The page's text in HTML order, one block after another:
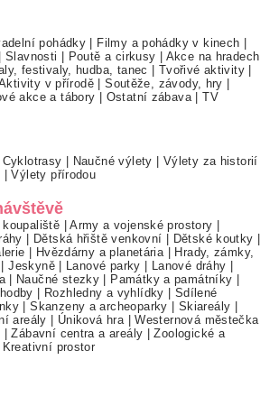
pohádky Filmy a pohádky v kinech
Slavnosti Poutě a cirkusy
Akce na hradech
festivaly, hudba, tanec Tvořivé aktivity
v přírodě |Soutěže, závody, hry
akce a tábory Ostatní zábava|TV
Cyklotrasy Naučné výlety
Výlety za historií
|Výlety přírodou
koupaliště |Army a vojenské prostory
Dětská hřiště venkovní Dětské koutky
Hvězdárny a planetária|
Hrady, zámky,
|Jeskyně| Lanové parky Lanové dráhy
| Naučné stezky Památky a památníky
Rozhledny a vyhlídky
Sdílené
|Skanzeny a archeoparky Skiareály
areály
Úniková hra|Westernová městečka
|Zábavní centra a areály |Zoologické a
Kreativní prostor